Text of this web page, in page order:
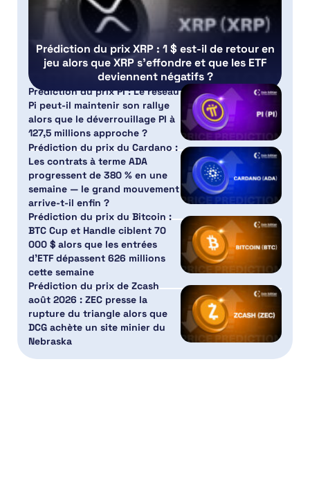
Prédiction du prix XRP : 1 $ est-il de retour en
jeu alors que XRP s’effondre et que les ETF
deviennent négatifs ?
Prédiction du prix PI : Le réseau
Pi peut-il maintenir son rallye
alors que le déverrouillage PI à
127,5 millions approche ?
Prédiction du prix du Cardano :
Les contrats à terme ADA
progressent de 380 % en une
semaine — le grand mouvement
arrive-t-il enfin ?
Prédiction du prix du Bitcoin :
BTC Cup et Handle ciblent 70
000 $ alors que les entrées
d’ETF dépassent 626 millions
cette semaine
Prédiction du prix de Zcash
août 2026 : ZEC presse la
rupture du triangle alors que
DCG achète un site minier du
Nebraska